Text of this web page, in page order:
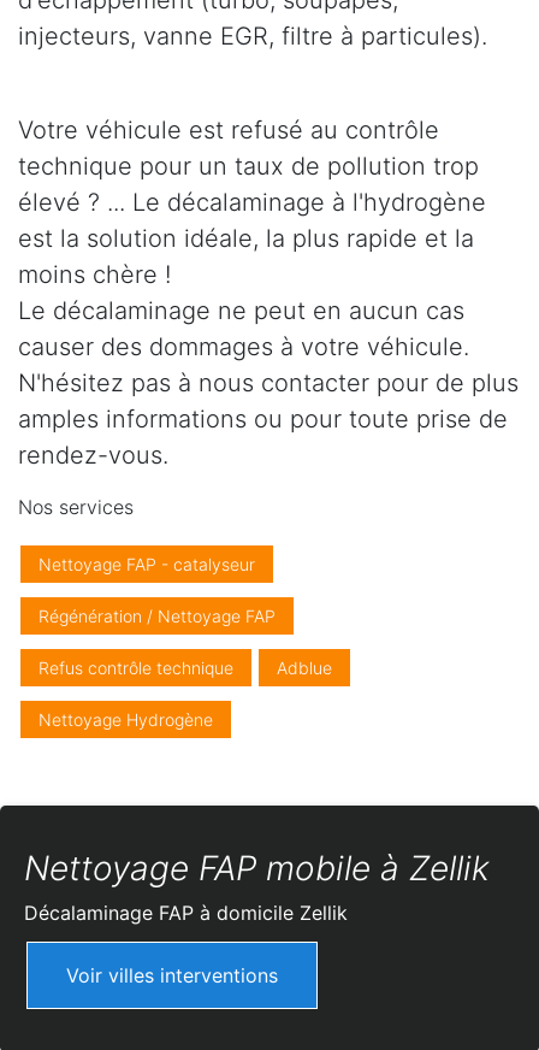
injecteurs, vanne EGR, filtre à particules).
Votre véhicule est refusé au contrôle
technique pour un taux de pollution trop
élevé ? ... Le décalaminage à l'hydrogène
est la solution idéale, la plus rapide et la
moins chère !
Le décalaminage ne peut en aucun cas
causer des dommages à votre véhicule.
N'hésitez pas à nous contacter pour de plus
amples informations ou pour toute prise de
rendez-vous.
Nos services
Nettoyage FAP - catalyseur
Régénération / Nettoyage FAP
Refus contrôle technique Adblue
Nettoyage Hydrogène
Nettoyage FAP mobile à Zellik
Décalaminage FAP à domicile Zellik
Voir villes interventions